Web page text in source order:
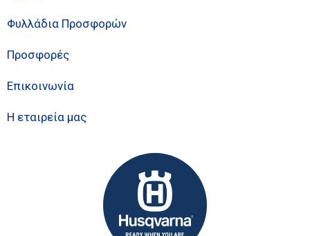
Φυλλάδια Προσφορών
Προσφορές
Επικοινωνία
Η εταιρεία μας